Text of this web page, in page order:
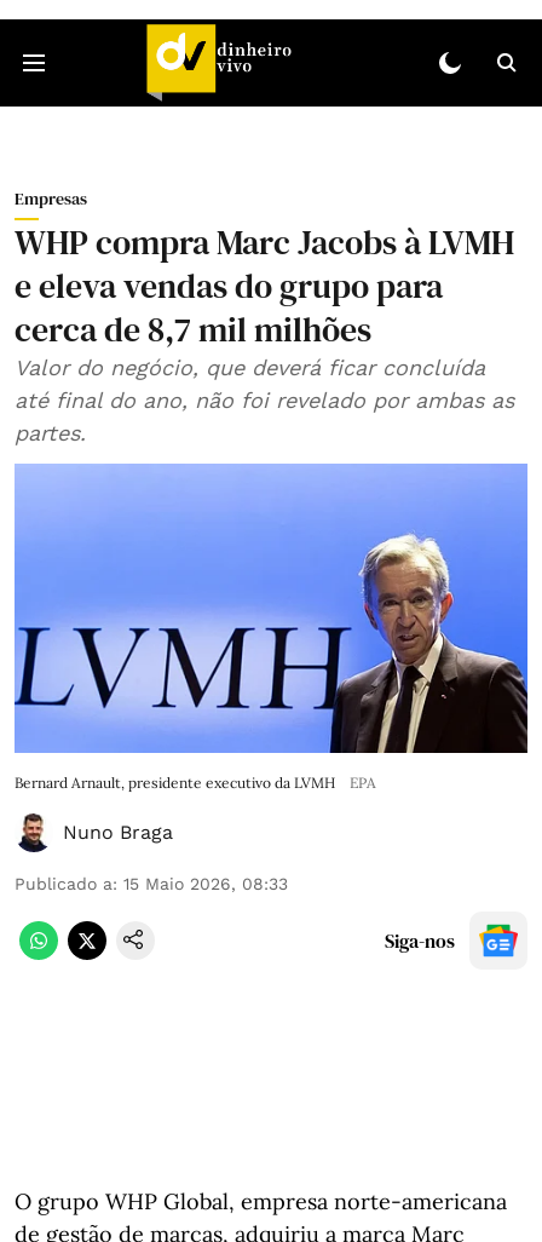
Empresas
WHP compra Marc Jacobs à LVMH
e eleva vendas do grupo para
cerca de 8,7 mil milhões
Valor do negócio, que deverá ficar concluída
até final do ano, não foi revelado por ambas as
partes.
Bernard Arnault, presidente executivo da LVMH EPA
Nuno Braga
Publicado a: 15 Maio 2026, 08:33
Siga-nos
O grupo WHP Global, empresa norte‑americana
de gestão de marcas, adquiriu a marca Marc